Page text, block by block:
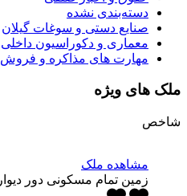
دسته‌بندی نشده
صنایع دستی و سوغات گیلان
معماری و دکوراسیون داخلی
مهارت های مذاکره و فروش
ملک های ویژه
شاخص
مشاهده ملک
زمین تمام مسکونی دور دیوار